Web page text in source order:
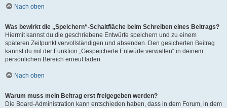
Nach oben
Was bewirkt die „Speichern“-Schaltfläche beim Schreiben eines Beitrags?
Hiermit kannst du die geschriebene Entwürfe speichern und zu einem
späteren Zeitpunkt vervollständigen und absenden. Den gesicherten Beitrag
kannst du mit der Funktion „Gespeicherte Entwürfe verwalten“ in deinem
persönlichen Bereich erneut laden.
Nach oben
Warum muss mein Beitrag erst freigegeben werden?
Die Board-Administration kann entschieden haben, dass in dem Forum, in dem